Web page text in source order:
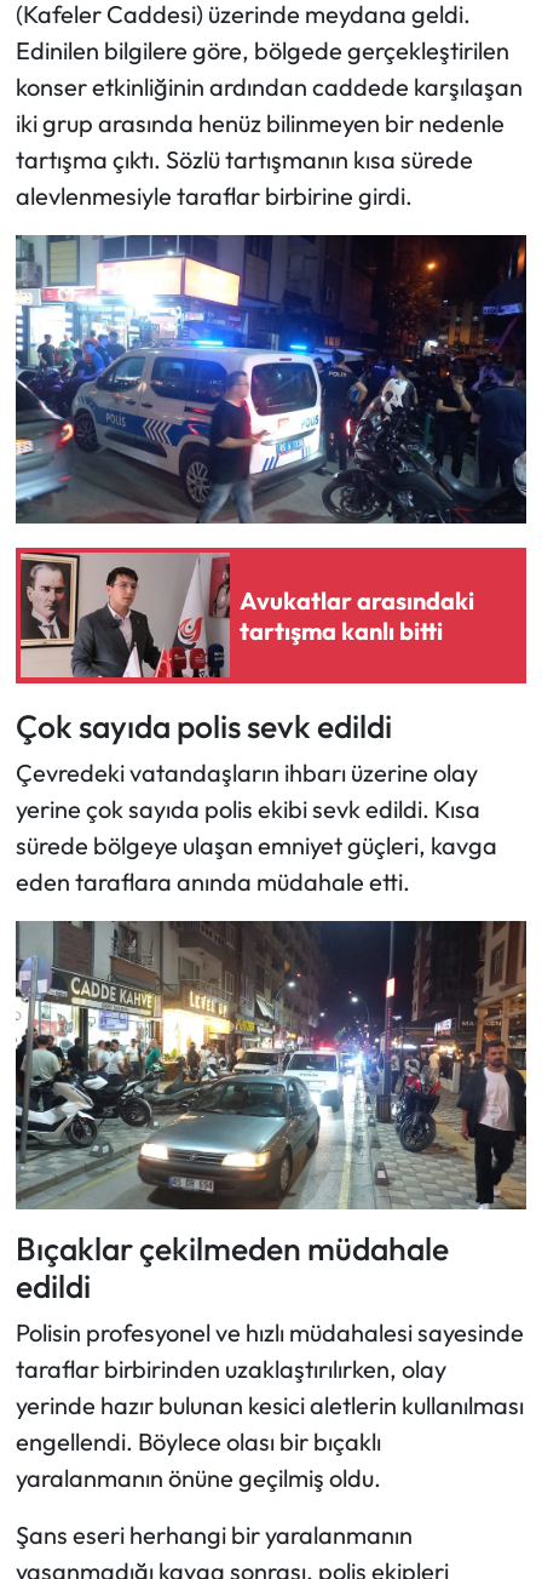
(Kafeler Caddesi) üzerinde meydana geldi.
Edinilen bilgilere göre, bölgede gerçekleştirilen
konser etkinliğinin ardından caddede karşılaşan
iki grup arasında henüz bilinmeyen bir nedenle
tartışma çıktı. Sözlü tartışmanın kısa sürede
alevlenmesiyle taraflar birbirine girdi.
Avukatlar arasındaki
tartışma kanlı bitti
​Çok sayıda polis sevk edildi
​Çevredeki vatandaşların ihbarı üzerine olay
yerine çok sayıda polis ekibi sevk edildi. Kısa
sürede bölgeye ulaşan emniyet güçleri, kavga
eden taraflara anında müdahale etti.
​Bıçaklar çekilmeden müdahale
edildi
Polisin profesyonel ve hızlı müdahalesi sayesinde
taraflar birbirinden uzaklaştırılırken, olay
yerinde hazır bulunan kesici aletlerin kullanılması
engellendi. Böylece olası bir bıçaklı
yaralanmanın önüne geçilmiş oldu.
​Şans eseri herhangi bir yaralanmanın
yaşanmadığı kavga sonrası, polis ekipleri